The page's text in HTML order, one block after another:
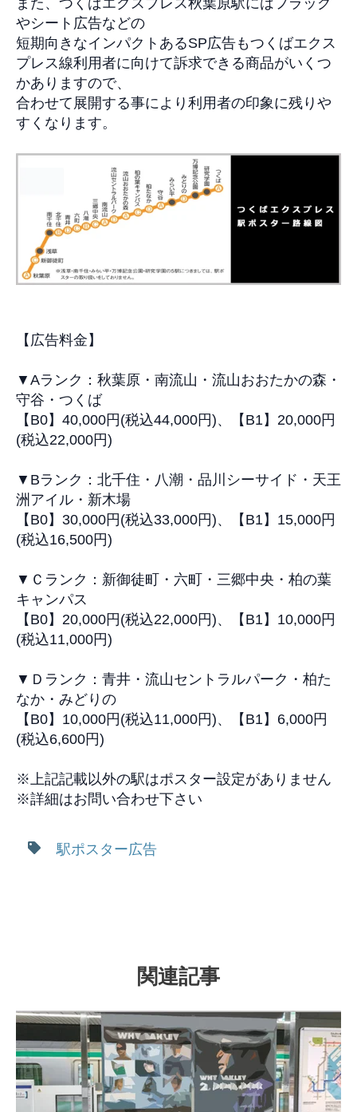
やシート広告などの
短期向きなインパクトあるSP広告もつくばエクス
プレス線利用者に向けて訴求できる商品がいくつ
かありますので、
合わせて展開する事により利用者の印象に残りや
すくなります。
【広告料金】
▼Aランク：秋葉原・南流山・流山おおたかの森・
守谷・つくば
【B0】40,000円(税込44,000円)、【B1】20,000円
(税込22,000円)
▼Bランク：北千住・八潮・品川シーサイド・天王
洲アイル・新木場
【B0】30,000円(税込33,000円)、【B1】15,000円
(税込16,500円)
▼Ｃランク：新御徒町・六町・三郷中央・柏の葉
キャンパス
【B0】20,000円(税込22,000円)、【B1】10,000円
(税込11,000円)
▼Ｄランク：青井・流山セントラルパーク・柏た
なか・みどりの
【B0】10,000円(税込11,000円)、【B1】6,000円
(税込6,600円)
※上記記載以外の駅はポスター設定がありません
※詳細はお問い合わせ下さい
駅ポスター広告
関連記事